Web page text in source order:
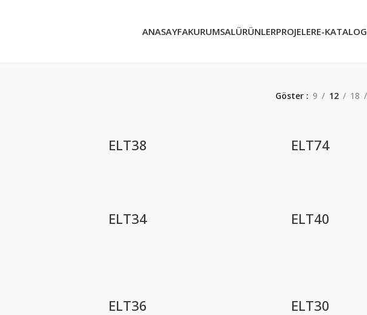
ANASAYFAKURUMSALÜRÜNLERPROJELERE-KATALOG
Göster 9 12 18
ELT38 ELT74
ELT34 ELT40
ELT36 ELT30